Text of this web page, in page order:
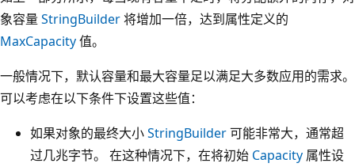
象容量 StringBuilder将增加一倍，达到属性定义的
MaxCapacity值。
一般情况下，默认容量和最大容量足以满足大多数应用的需求。
可以考虑在以下条件下设置这些值：
如果对象的最终大小StringBuilder可能非常大，通常超
过几兆字节。 在这种情况下，在将初始 Capacity 属性设